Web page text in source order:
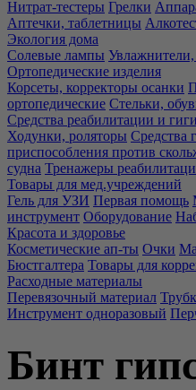
Нитрат-тестеры Грелки
Аптечки, таблетницы
Экология дома
Солевые лампы
Ортопедические изделия
Корсеты, корректоры осанки
ортопедические Стельки,
Средства реабилитации и
Ходунки, роляторы Средства
приспособления против
судна Тренажеры
Товары для мед.учреждений
Гель для УЗИ Первая помощь
инструмент Оборудование
Красота и здоровье
Косметические ап-ты Очки
Бюстгалтера Товары для
Расходные материалы
Перевязочный материал
Инструмент одноразовый
Бинт